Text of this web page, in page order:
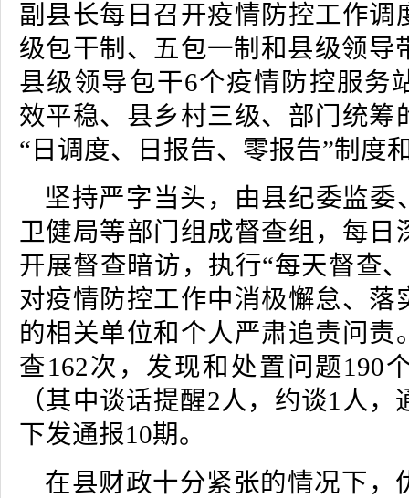
副县长每日召开疫情防控工作调
级包干制、五包一制和县级领导
县级领导包干6个疫情防控服务
效平稳、县乡村三级、部门统筹
“日调度、日报告、零报告”制度
坚持严字当头，由县纪委监委
卫健局等部门组成督查组，每日
开展督查暗访，执行“每天督查
对疫情防控工作中消极懈怠、落
的相关单位和个人严肃追责问责
查162次，发现和处置问题190
（其中谈话提醒2人，约谈1人
下发通报10期。
在县财政十分紧张的情况下，